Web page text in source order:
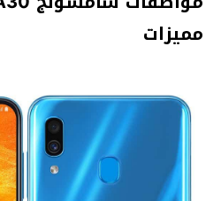
مميزات